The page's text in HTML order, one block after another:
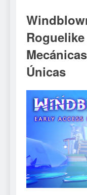
Únicas